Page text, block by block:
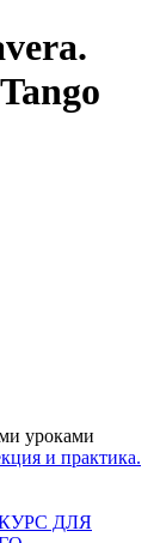
уроками
и практика.
КУРС ДЛЯ